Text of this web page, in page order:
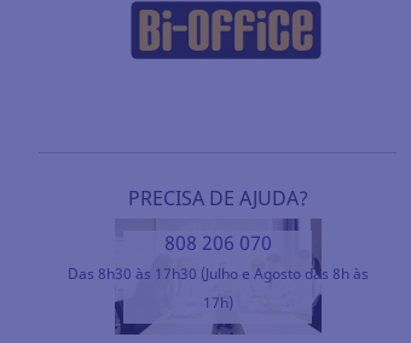
PRECISA DE AJUDA?
808 206 070
Das 8h30 às 17h30 (Julho e Agosto das 8h às
17h)